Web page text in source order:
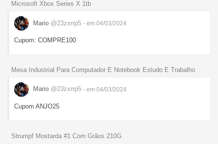
Microsoft Xbox Series X 1tb
Mario @23zxrrp5 - em 04/03/2024
Cupom: COMPRE100
Mesa Industrial Para Computador E Notebook Estudo E Trabalho
Mario @23zxrrp5 - em 04/03/2024
Cupom ANJO25
Strumpf Mostarda #1 Com Grãos 210G